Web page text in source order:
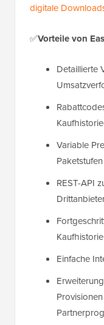
digitale
✅Vorteile von
Detaillierte
Variable
REST-API
Einfache